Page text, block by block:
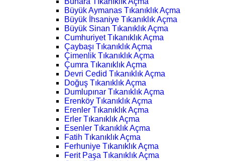
Büyük Aymanas Tıkanıklık Açma
Büyük İhsaniye Tıkanıklık Açma
Büyük Sinan Tıkanıklık Açma
Cumhuriyet Tıkanıklık Açma
Çaybaşı Tıkanıklık Açma
Çimenlik Tıkanıklık Açma
Çumra Tıkanıklık Açma
Devri Cedid Tıkanıklık Açma
Doğuş Tıkanıklık Açma
Dumlupınar Tıkanıklık Açma
Erenköy Tıkanıklık Açma
Erenler Tıkanıklık Açma
Erler Tıkanıklık Açma
Esenler Tıkanıklık Açma
Fatih Tıkanıklık Açma
Ferhuniye Tıkanıklık Açma
Ferit Paşa Tıkanıklık Açma